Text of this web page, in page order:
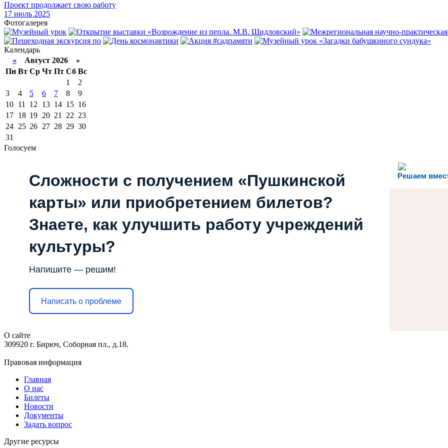
Проект продолжает свою работу
17 июль 2025
Фотогалерея
Календарь
« Август 2026 »
Пн Вт Ср Чт Пт Сб Вс
1
2
3
4 5 6 7 8
9
10 11 12 13 14 15 16
17 18 19 20 21 22 23
24 25 26 27 28 29 30
31
Голосуем
Решаем
Сложности с получением «Пушкинской
карты» или приобретением билетов?
Знаете, как улучшить работу учреждений
культуры?
Напишите — решим!
Написать о проблеме
О сайте
309920 г. Бирюч, Соборная пл., д.18.
Правовая информация
Главная
О нас
Билеты
Новости
Документы
Задать вопрос
Другие ресурсы